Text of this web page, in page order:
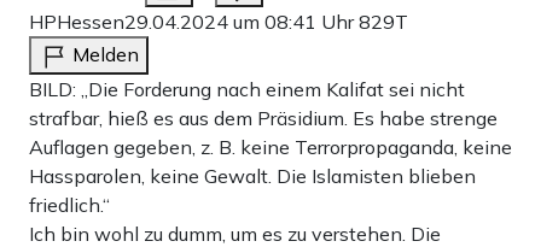
HPHessen29.04.2024 um 08:41 Uhr829T
Melden
BILD: „Die Forderung nach einem Kalifat sei nicht
strafbar, hieß es aus dem Präsidium. Es habe strenge
Auflagen gegeben, z. B. keine Terrorpropaganda, keine
Hassparolen, keine Gewalt. Die Islamisten blieben
friedlich.“
Ich bin wohl zu dumm, um es zu verstehen. Die